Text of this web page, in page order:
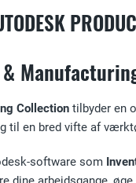
Collection tilbyder en
til en bred vifte af
software som